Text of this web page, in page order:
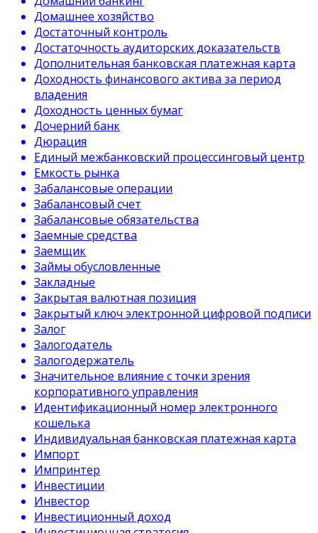
Домашнее хозяйство
Достаточный контроль
Достаточность аудиторских доказательств
Дополнительная банковская платежная карта
Доходность финансового актива за период
владения
Доходность ценных бумаг
Дочерний банк
Дюрация
Единый межбанковский процессинговый центр
Емкость рынка
Забалансовые операции
Забалансовый счет
Забалансовые обязательства
Заемные средства
Заемщик
Займы обусловленные
Закладные
Закрытая валютная позиция
Закрытый ключ электронной цифровой подписи
Залог
Залогодатель
Залогодержатель
Значительное влияние с точки зрения
корпоративного управления
Идентификационный номер электронного
кошелька
Индивидуальная банковская платежная карта
Импорт
Импринтер
Инвестиции
Инвестор
Инвестиционный доход